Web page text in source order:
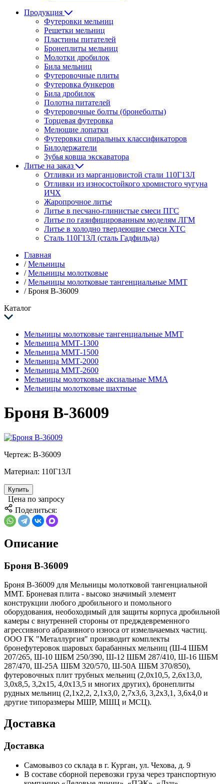
Продукция
Футеровки мельниц
Решетки мельниц
Пластины питателей
Бронеплиты мельниц
Молотки дробилок
Била мельниц
Футеровочные плиты
Футеровка бункеров
Била дробилок
Полотна питателей
Футеровочные болты (бронеболты)
Торцевая футеровка
Мелющие лопатки
Футеровки спиральных классификаторов
Билодержатели
Зубья ковша экскаватора
Литье на заказ
Отливки из марганцовистой стали 110Г13Л
Отливки из износостойкого хромистого чугуна
ИЧХ
Жаропрочное литье
Литье в песчано-глинистые смеси ПГС
Литье по газифицированным моделям ЛГМ
Литье в холодно твердеющие смеси ХТС
Сталь 110Г13Л (сталь Гадфильда)
Главная
/ Мельницы
/ Мельницы молотковые
/ Мельницы молотковые тангенциальные ММТ
/ Броня В-36009
Каталог
Мельницы молотковые тангенциальные ММТ
Мельница ММТ-1300
Мельница ММТ-1500
Мельница ММТ-2000
Мельница ММТ-2600
Мельницы молотковые аксиальные ММА
Мельницы молотковые шахтные
Броня В-36009
Чертеж: В-36009
Материал: 110Г13Л
Купить
Цена по запросу
Поделиться:
Описание
Броня В-36009
Броня В-36009 для Мельницы молотковой тангенциальной
ММТ. Броневая плита - высоко значимый элемент
конструкции любого дробильного и помольного
оборудования, необоходимый для защиты корпуса дробильной
камеры с внутренней стороны от предждевременного
агрессивного абразивного износа от измельчаемых частиц.
ООО ГК "Металлургия" производит комплекты
бронефутеровок шаровых барабанных мельниц (Ш-4 ШБМ
207/265, Ш-10 ШБМ 250/390, Ш-12 ШБМ 287/410, Ш-16 ШБМ
287/470, Ш-25А ШБМ 320/570, Ш-50А ШБМ 370/850),
футеровочных плит трубных мельниц (2,0х10,5, 2,6х13,0,
3,0х8,5, 3,2х15, 4,0х13,5 и многих других), бронеплиты
рудных мельниц (2,1х2,2, 2,1х3,0, 2,7х3,6, 3,2х3,1, 3,6х4,0 и
другие типоразмеры МШР, МШЦ и МСЦ).
Доставка
Доставка
Самовывоз со склада в г. Курган, ул. Чехова, д. 9
В составе сборной перевозки груза через транспортную